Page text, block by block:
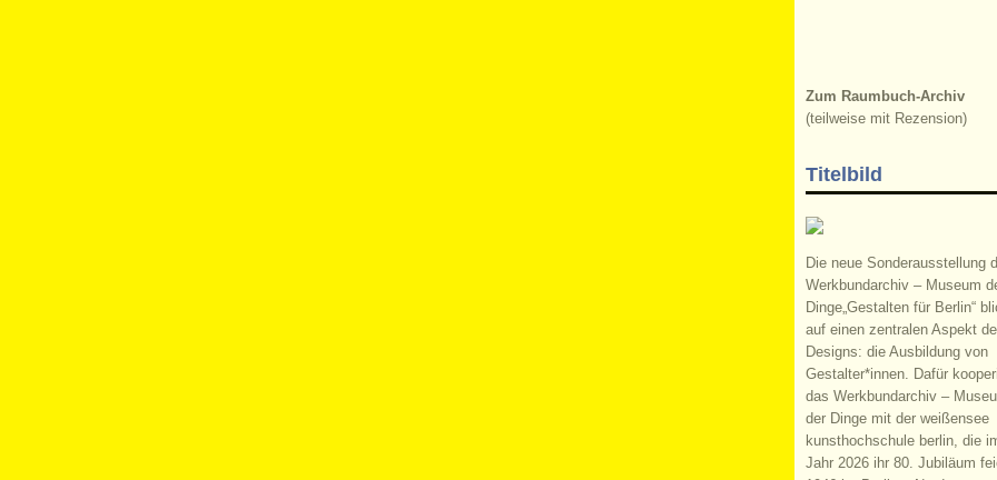
Zum Raumbuch-Archiv
(teilweise mit Rezension)
Titelbild
Die neue Sonderausstellung
Werkbundarchiv – Museum
Dinge„Gestalten für Berlin“
auf einen zentralen Aspekt
Designs: die Ausbildung von
Gestalter*innen. Dafür
das Werkbundarchiv –
der Dinge mit der weißensee
kunsthochschule berlin, die
Jahr 2026 ihr 80. Jubiläum